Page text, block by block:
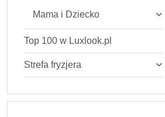
Mama i Dziecko
Top 100 w Luxlook.pl
Strefa fryzjera